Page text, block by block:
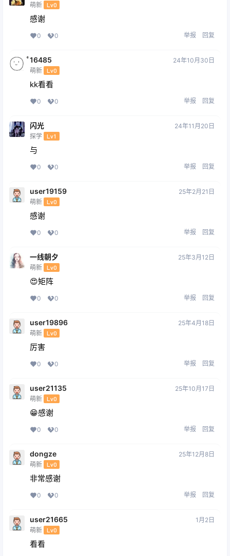
萌新 Lv0
感谢
0 0 举报 回复
ͤ16485
萌新 Lv0
24年10月30日
kk看看
0 0 举报 回复
闪光
探学 Lv1
24年11月20日
与
0 0 举报 回复
user19159
萌新 Lv0
25年2月21日
感谢
0 0 举报 回复
一线朝夕
萌新 Lv0
25年3月12日
😍矩阵
0 0 举报 回复
user19896
萌新 Lv0
25年4月18日
厉害
0 0 举报 回复
user21135
萌新 Lv0
25年10月17日
😁感谢
0 0 举报 回复
dongze
萌新 Lv0
25年12月8日
非常感谢
0 0 举报 回复
user21665
萌新 Lv0
1月2日
看看